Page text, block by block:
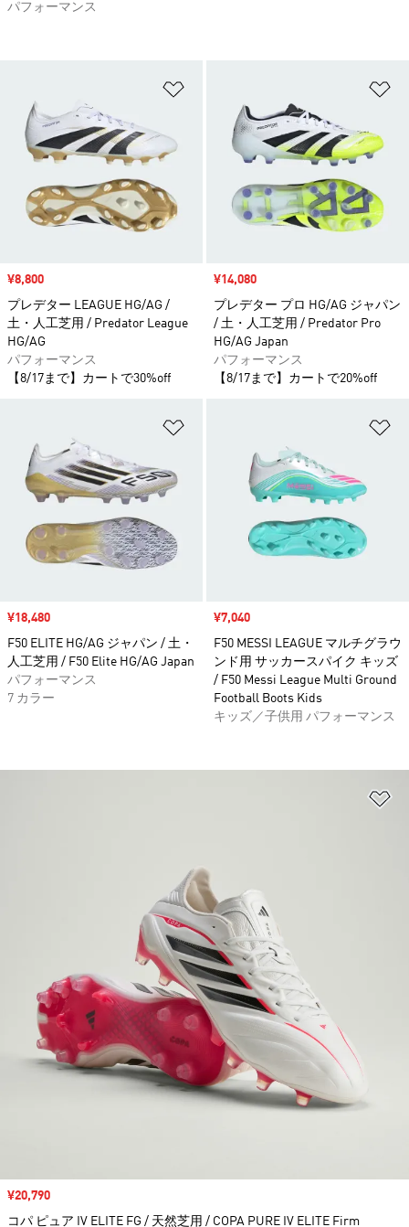
セール価格
¥8,800
プレデター LEAGUE HG/AG /
土・人工芝用 / Predator League
HG/AG
パフォーマンス
【8/17まで】カートで30%off
セール価格
¥14,080
プレデター プロ HG/AG ジャパン
/ 土・人工芝用 / Predator Pro
HG/AG Japan
パフォーマンス
【8/17まで】カートで20%off
セール価格
¥18,480
F50 ELITE HG/AG ジャパン / 土・
人工芝用 / F50 Elite HG/AG Japan
パフォーマンス
7 カラー
セール価格
¥7,040
F50 MESSI LEAGUE マルチグラウ
ンド用 サッカースパイク キッズ
/ F50 Messi League Multi Ground
Football Boots Kids
キッズ／子供用 パフォーマンス
パフォーマンス
セール価格
¥20,790
コパ ピュア IV ELITE FG / 天然芝用 / COPA PURE IV ELITE Firm